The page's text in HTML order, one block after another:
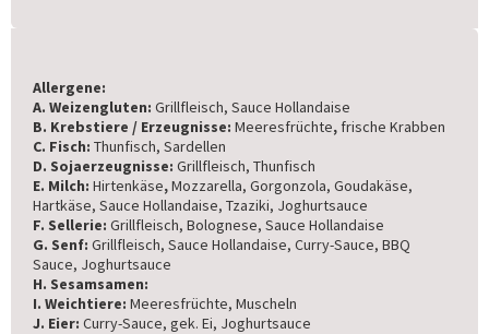
Allergene:
A. Weizengluten: Grillfleisch, Sauce Hollandaise
B. Krebstiere / Erzeugnisse: Meeresfrüchte, frische Krabben
C. Fisch: Thunfisch, Sardellen
D. Sojaerzeugnisse: Grillfleisch, Thunfisch
E. Milch: Hirtenkäse,Mozzarella, Gorgonzola, Goudakäse,
Hartkäse, Sauce Hollandaise, Tzaziki, Joghurtsauce
F. Sellerie: Grillfleisch, Bolognese, Sauce Hollandaise
G. Senf: Grillfleisch, Sauce Hollandaise, Curry-Sauce, BBQ
Sauce, Joghurtsauce
H. Sesamsamen:
I. Weichtiere: Meeresfrüchte, Muscheln
J. Eier: Curry-Sauce, gek. Ei, Joghurtsauce